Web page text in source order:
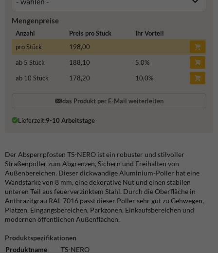
Mengenpreise
Anzahl Preis pro Stück
Ihr Vorteil
pro Stück
198,00
ab 5 Stück
188,10 5,0%
ab 10 Stück
178,20 10,0%
das Produkt per E-Mail weiterleiten
Lieferzeit:9-10 Arbeitstage
Der Absperrpfosten TS-NERO ist ein robuster und stilvoller
Straßenpoller zum Abgrenzen, Sichern und Freihalten von
Außenbereichen. Dieser dickwandige Aluminium-Poller hat eine
Wandstärke von 8 mm, eine dekorative Nut und einen stabilen
unteren Teil aus feuerverzinktem Stahl. Durch die Oberfläche in
Anthrazitgrau RAL 7016 passt dieser Poller sehr gut zu Gehwegen,
Plätzen, Eingangsbereichen, Parkzonen, Einkaufsbereichen und
modernen öffentlichen Außenflächen.
Produktspezifikationen
Produktname
TS-NERO